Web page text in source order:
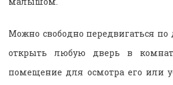
Можно свободно передвигаться
открыть любую дверь в
помещение для осмотра его или